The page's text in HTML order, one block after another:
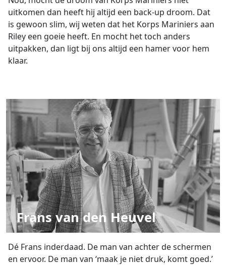
uitkomen dan heeft hij altijd een back-up droom. Dat
is gewoon slim, wij weten dat het Korps Mariniers aan
Riley een goeie heeft. En mocht het toch anders
uitpakken, dan ligt bij ons altijd een hamer voor hem
klaar.
Frans van den Heuvel
Dé Frans inderdaad. De man van achter de schermen
en ervoor. De man van ‘maak je niet druk, komt goed.’